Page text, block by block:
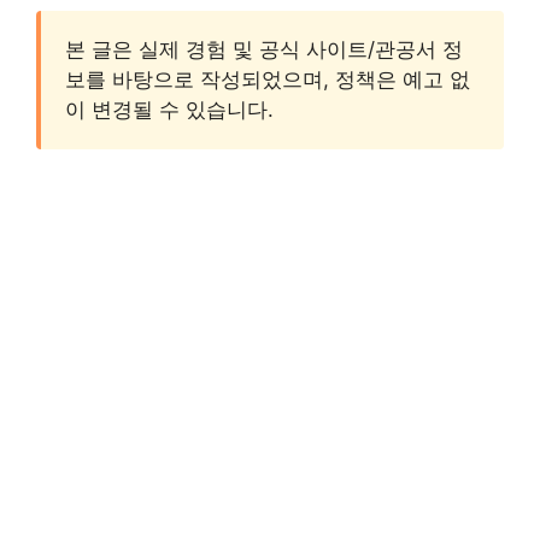
본 글은 실제 경험 및 공식 사이트/관공서 정
보를 바탕으로 작성되었으며, 정책은 예고 없
이 변경될 수 있습니다.